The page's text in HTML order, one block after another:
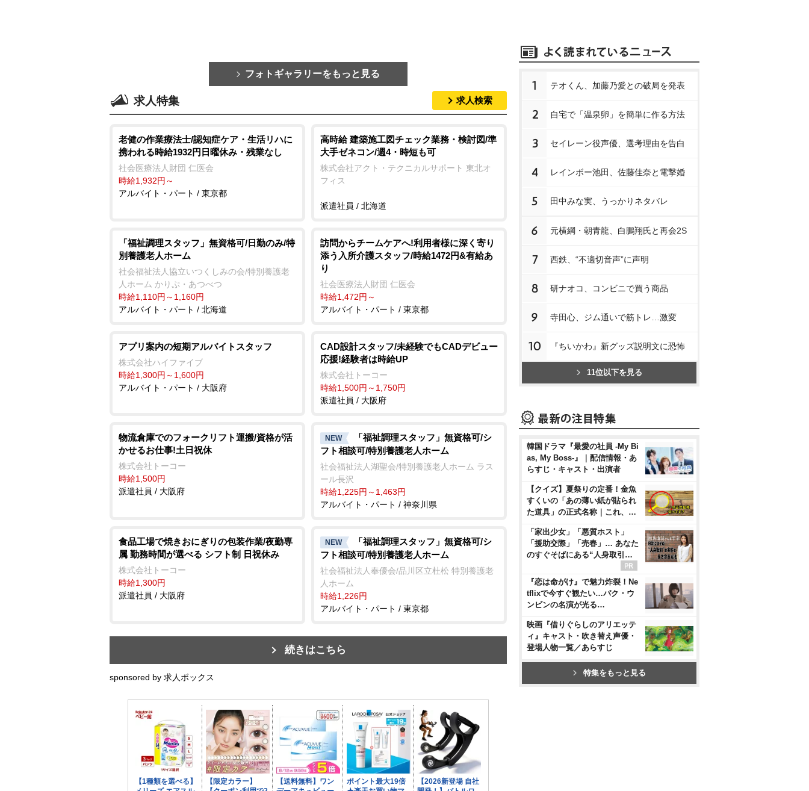
フォトギャラリーをもっと見る
求人特集 求人検索
老健の作業療法士/認知症ケア・生活リハに
携われる時給1932円日曜休み・残業なし
社会医療法人財団 仁医会
時給1,932円～
アルバイト・パート / 東京都
高時給 建築施工図チェック業務・検討図/準
大手ゼネコン/週4・時短も可
株式会社アクト・テクニカルサポート 東北オ
フィス
派遣社員 / 北海道
「福祉調理スタッフ」無資格可/日勤のみ/特
別養護老人ホーム
社会福祉法人協立いつくしみの会/特別養護老
人ホーム かりぷ・あつべつ
時給1,110円～1,160円
アルバイト・パート / 北海道
訪問からチームケアへ!利用者様に深く寄り
添う入所介護スタッフ/時給1472円&有給あ
り
社会医療法人財団 仁医会
時給1,472円～
アルバイト・パート / 東京都
アプリ案内の短期アルバイトスタッフ
株式会社ハイファイブ
時給1,300円～1,600円
アルバイト・パート / 大阪府
CAD設計スタッフ/未経験でもCADデビュー
応援!経験者は時給UP
株式会社トーコー
時給1,500円～1,750円
派遣社員 / 大阪府
物流倉庫でのフォークリフト運搬/資格が活
かせるお仕事!土日祝休
株式会社トーコー
時給1,500円
派遣社員 / 大阪府
NEW
「福祉調理スタッフ」無資格可/シ
フト相談可/特別養護老人ホーム
社会福祉法人湖聖会/特別養護老人ホーム ラス
ール長沢
時給1,225円～1,463円
アルバイト・パート / 神奈川県
食品工場で焼きおにぎりの包装作業/夜勤専
属 勤務時間が選べる シフト制 日祝休み
株式会社トーコー
時給1,300円
派遣社員 / 大阪府
NEW
「福祉調理スタッフ」無資格可/シ
フト相談可/特別養護老人ホーム
社会福祉法人奉優会/品川区立杜松 特別養護老
人ホーム
時給1,226円
アルバイト・パート / 東京都
続きはこちら
sponsored by 求人ボックス
1 テオくん、加藤乃愛との破局を発表
2 自宅で「温泉卵」を簡単に作る方法
3 セイレーン役声優、選考理由を告白
4 レインボー池田、佐藤佳奈と電撃婚
5 田中みな実、うっかりネタバレ
6 元横綱・朝青龍、白鵬翔氏と再会2S
7 西鉄、“不適切音声”に声明
8 研ナオコ、コンビニで買う商品
9 寺田心、ジム通いで筋トレ…激変
10 『ちいかわ』新グッズ説明文に恐怖
11位以下を見る
韓国ドラマ『最愛の社員 -My Bi
as, My Boss-』｜配信情報・あ
らすじ・キャスト・出演者
【クイズ】夏祭りの定番！金魚
すくいの「あの薄い紙が貼られ
た道具」の正式名称｜これ、…
「家出少女」「悪質ホスト」
「援助交際」「売春」… あなた
のすぐそばにある“人身取引…
『恋は命がけ』で魅力炸裂！Ne
tflixで今すぐ観たい…パク・ウ
ンビンの名演が光る…
映画『借りぐらしのアリエッテ
ィ』キャスト・吹き替え声優・
登場人物一覧／あらすじ
特集をもっと見る